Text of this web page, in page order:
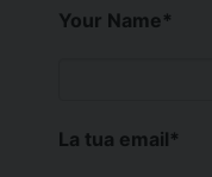
Your Name*
La tua email*